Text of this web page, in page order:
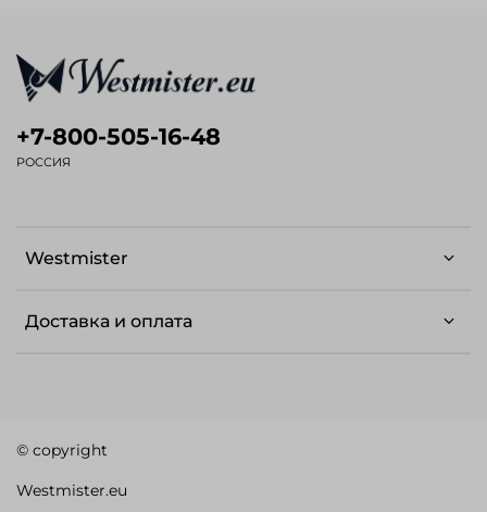
Westmister
Доставка и оплата
+7-800-505-16-48
РОССИЯ
© copyright
Westmister.eu